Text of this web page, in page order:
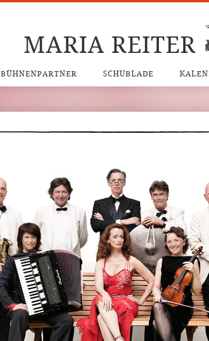
MARIA REITER
BÜHNENPARTNER SCHUBLADE